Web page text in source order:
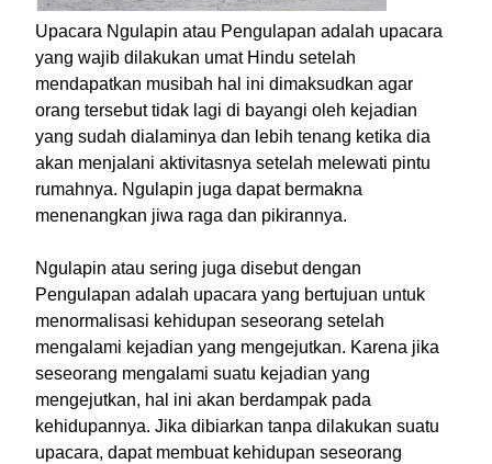
Upacara Ngulapin atau Pengulapan adalah upacara
yang wajib dilakukan umat Hindu setelah
mendapatkan musibah hal ini dimaksudkan agar
orang tersebut tidak lagi di bayangi oleh kejadian
yang sudah dialaminya dan lebih tenang ketika dia
akan menjalani aktivitasnya setelah melewati pintu
rumahnya. Ngulapin juga dapat bermakna
menenangkan jiwa raga dan pikirannya.
Ngulapin atau sering juga disebut dengan
Pengulapan adalah upacara yang bertujuan untuk
menormalisasi kehidupan seseorang setelah
mengalami kejadian yang mengejutkan. Karena jika
seseorang mengalami suatu kejadian yang
mengejutkan, hal ini akan berdampak pada
kehidupannya. Jika dibiarkan tanpa dilakukan suatu
upacara, dapat membuat kehidupan seseorang